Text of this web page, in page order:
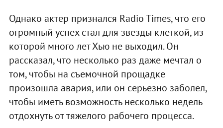
Однако актер признался Radio Times, что его
огромный успех стал для звезды клеткой, из
которой много лет Хью не выходил. Он
рассказал, что несколько раз даже мечтал о
том, чтобы на съемочной прощадке
произошла авария, или он серьезно заболел,
чтобы иметь возможность несколько недель
отдохнуть от тяжелого рабочего процесса.